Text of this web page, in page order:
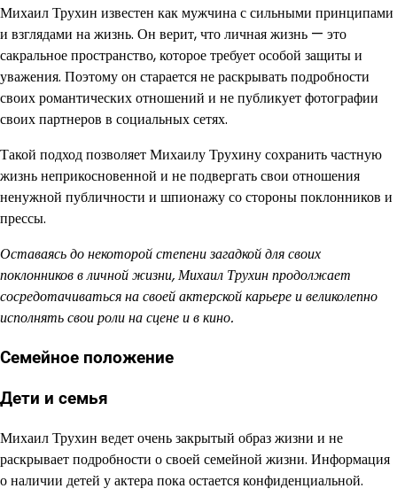
Михаил Трухин известен как мужчина с сильными принципами
и взглядами на жизнь. Он верит, что личная жизнь — это
сакральное пространство, которое требует особой защиты и
уважения. Поэтому он старается не раскрывать подробности
своих романтических отношений и не публикует фотографии
своих партнеров в социальных сетях.
Такой подход позволяет Михаилу Трухину сохранить частную
жизнь неприкосновенной и не подвергать свои отношения
ненужной публичности и шпионажу со стороны поклонников и
прессы.
Оставаясь до некоторой степени загадкой для своих
поклонников в личной жизни, Михаил Трухин продолжает
сосредотачиваться на своей актерской карьере и великолепно
исполнять свои роли на сцене и в кино.
Семейное положение
Дети и семья
Михаил Трухин ведет очень закрытый образ жизни и не
раскрывает подробности о своей семейной жизни. Информация
о наличии детей у актера пока остается конфиденциальной.